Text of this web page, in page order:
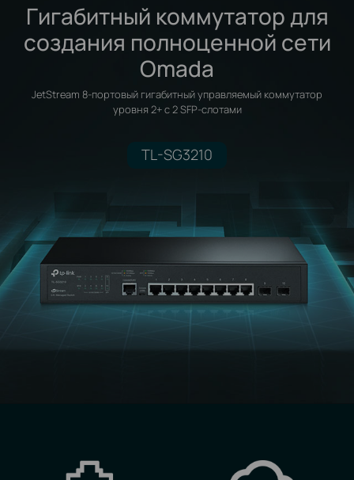
Гигабитный коммутатор для
создания полноценной сети
Omada
JetStream 8‑портовый гигабитный управляемый коммутатор
уровня 2+ с 2 SFP‑слотами
TL-SG3210